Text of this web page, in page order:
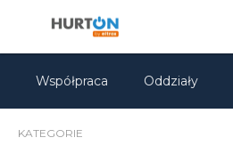
Współpraca Oddziały
KATEGORIE